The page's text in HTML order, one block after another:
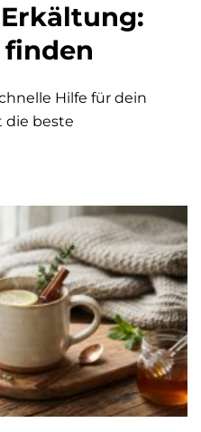
finden
Hilfe für dein
die beste